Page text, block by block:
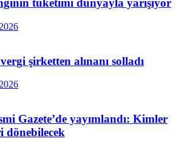
tüketimi dünyayla yarışıyor
şirketten alınanı solladı
Gazete’de yayımlandı: Kimler
dönebilecek